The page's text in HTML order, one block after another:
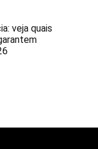
veja quais